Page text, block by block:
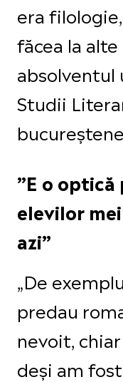
era
făcea la alte
absolventul
Studii
”E o optică
elevilor
azi”
„De
predau
nevoit,
deși am